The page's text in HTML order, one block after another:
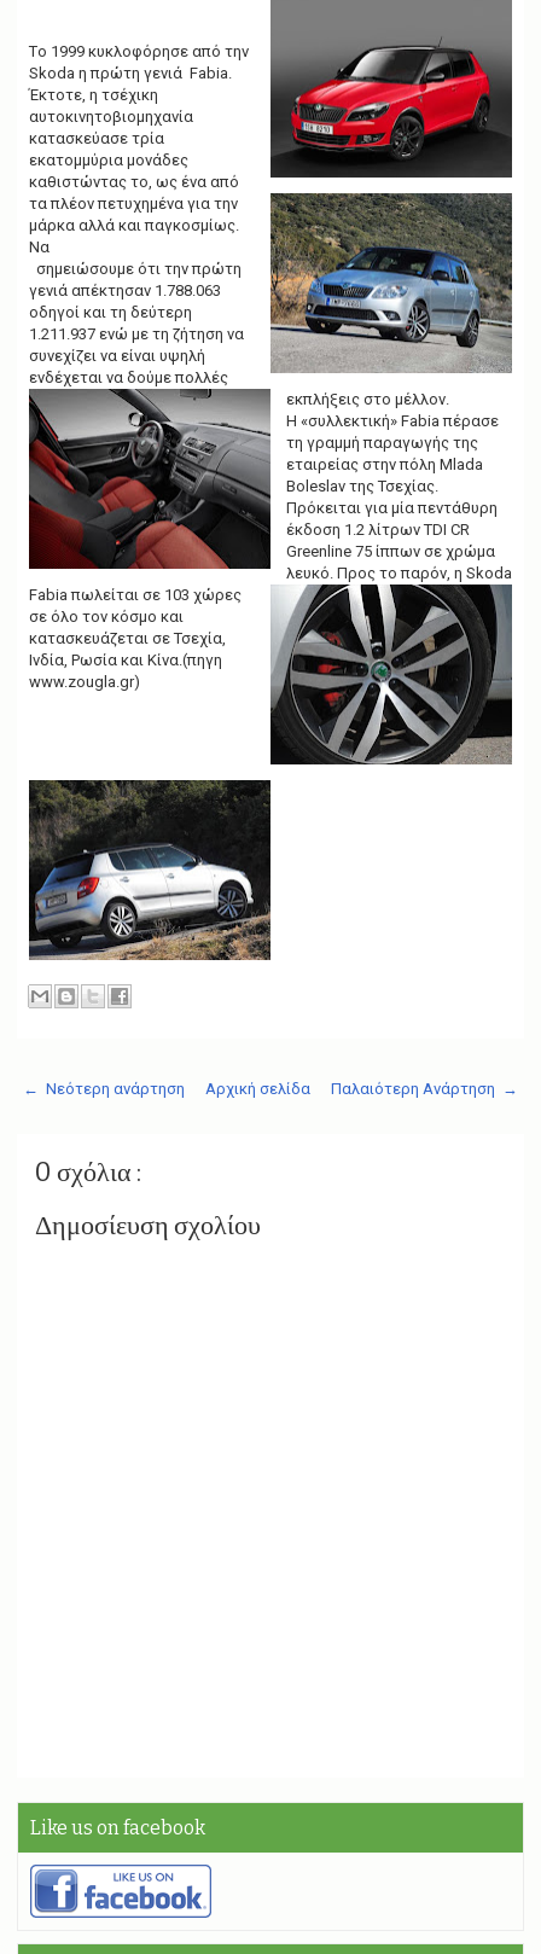
Τo 1999 κυκλοφόρησε από την
Skoda η πρώτη γενιά Fabia.
Έκτοτε, η τσέχικη
αυτοκινητοβιομηχανία
κατασκεύασε τρία
εκατομμύρια μονάδες
καθιστώντας το, ως ένα από
τα πλέον πετυχημένα για την
μάρκα αλλά και παγκοσμίως.
Να
σημειώσουμε ότι την πρώτη
γενιά απέκτησαν 1.788.063
οδηγοί και τη δεύτερη
1.211.937 ενώ με τη ζήτηση να
συνεχίζει να είναι υψηλή
ενδέχεται να δούμε πολλές
εκπλήξεις στο μέλλον.
Η «συλλεκτική» Fabia πέρασε
τη γραμμή παραγωγής της
εταιρείας στην πόλη Mlada
Boleslav της Τσεχίας.
Πρόκειται για μία πεντάθυρη
έκδοση 1.2 λίτρων TDI CR
Greenline 75 ίππων σε χρώμα
λευκό. Προς το παρόν, η Skoda
Fabia πωλείται σε 103 χώρες
σε όλο τον κόσμο και
κατασκευάζεται σε Τσεχία,
Ινδία, Ρωσία και Κίνα.(πηγη
www.zougla.gr)
← Νεότερη ανάρτηση Παλαιότερη Ανάρτηση →
Αρχική σελίδα
0 σχόλια :
Δημοσίευση σχολίου
Like us on facebook